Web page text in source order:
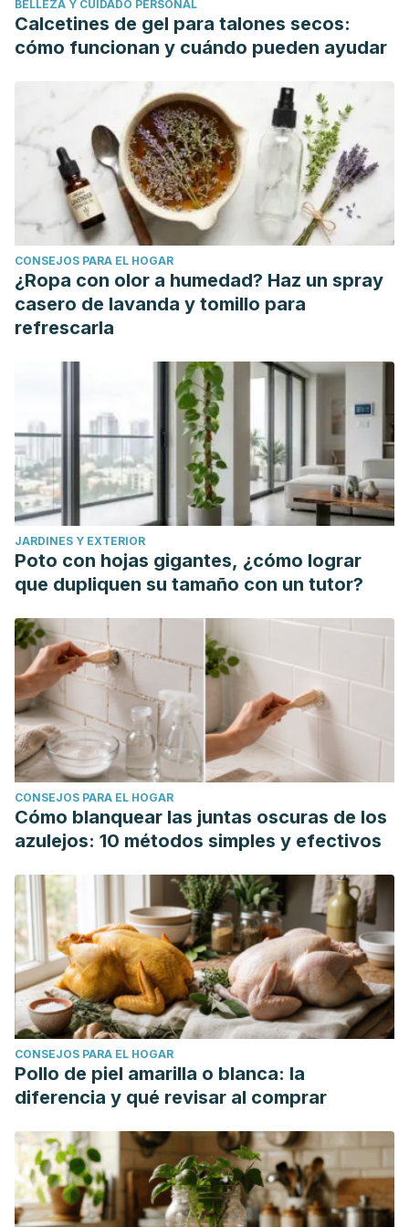
Brasileiros de Oftalmologia
de: https://doi.org/10.5935/0004-2749.20150087
Delgado, J. J., Rojas, J. M., & Barrantes, S. S. (2009).
Tratamiento con Manzanilla (Matricaria chamomilla), para
reducción de las ojeras.Revista Médica de la Universidad
de Costa Rica,3(1), 56-60.
D’souza, R., Kini, A., D’souza, H., Shetty, N., & Shetty, O.
(2014). Enhancing facial aesthetics with muscle retraining
exercises-a review.Journal of Clinical and Diagnostic
Research: JCDR, 8(8), ZE09-11. Recuperado de:
https://doi.org/10.7860/JCDR/2014/9792.4753
Griepentrog, G. J., Diehl, N. N., & Mohney, B. G. (2011).
Incidence and demographics of childhood
https://doi.org/10.1016/j.ophtha.2010.10.026
Jiménez Delgado, J., Madrigal Rojas, J., & Salazar
Barrantes, S. (2009). Tratamiento con Manzanilla
(Matricaria chamomilla) para reducción de las ojeras.
Revista médica de la Universidad de Costa Rica,3(1), 56–
60. Recuperado de: https://doi.org/10.15517/rmu.v3i1.7833
Khan, H., Akhtar, N., & Ali, A. (2014). Effects of Cream
Containing Ficus carica L. Fruit Extract on Skin Parameters:
In vivo Evaluation.
Indian Journal of Pharmaceutical
Sciences
76
https://www.ncbi.nlm.nih.gov/pmc/articles/PMC4293691/
King, M. (2016). Management of ptosis.
Clinical and Aesthetic Dermatology
Recuperado de:
https://www.ncbi.nlm.nih.gov/pmc/articles/PMC5300727/
Koka, K., & Patel, B. C. (2022).Ptosis Correction
Publishing. Recuperado de:
https://www.ncbi.nlm.nih.gov/books/NBK539828/
McInnes, C. W., & Lee-Wing, M. (2015). Eyelid
ptosis.
Journal de l’Association Medicale Canadienne
[Canadian Medical Association Journal],
(14), 1074.
Recuperado de: https://doi.org/10.1503/cmaj.140579
MedlinePlus. (2022).Párpados caídos. Medlineplus.gov.
Recuperado de:
https://medlineplus.gov/spanish/ency/article/001018.htm
Mukherjee, P. K., Nema, N. K., Maity, N., & Sarkar, B. K.
(2013). Phytochemical and therapeutic potential of
cucumber.Fitoterapia,
https://doi.org/10.1016/j.fitote.2012.10.003
Nejabat, M., Reza, S. A., Zadmehr, M., Yasemi, M., &
Sobhani, Z. (2017). Efficacy of green tea extract for
treatment of dry eye and Meibomian Gland Dysfunction; A
double-blind randomized controlled clinical trial
study. Journal of Clinical and Diagnostic Research:
BELLEZA Y CUIDADO PERSONAL
Calcetines de gel para talones secos:
cómo funcionan y cuándo pueden ayudar
CONSEJOS PARA EL HOGAR
¿Ropa con olor a humedad? Haz un spray
casero de lavanda y tomillo para
refrescarla
JARDINES Y EXTERIOR
Poto con hojas gigantes, ¿cómo lograr
que dupliquen su tamaño con un tutor?
CONSEJOS PARA EL HOGAR
Cómo blanquear las juntas oscuras de los
azulejos: 10 métodos simples y efectivos
CONSEJOS PARA EL HOGAR
Pollo de piel amarilla o blanca: la
diferencia y qué revisar al comprar